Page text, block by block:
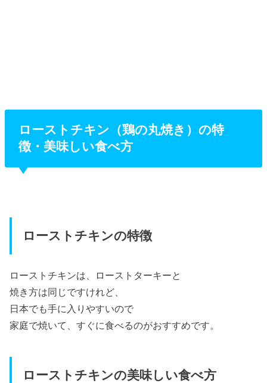
ローストチキン（鶏の丸焼き）の特
徴・美味しい食べ方
ローストチキンの特徴
ローストチキンは、ローストターキーと
焼き方は同じですけれど、
日本でも手に入りやすいので
家庭で焼いて、すぐに食べるのがおすすめです。
ローストチキンの美味しい食べ方